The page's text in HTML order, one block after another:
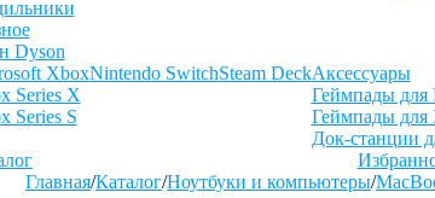
Dyson
Xbox
Series X
Series S
Nintendo SwitchSteam DeckАксессуары
Геймпады для
Геймпады для
Док-станции
Главная/Каталог/Ноутбуки и компьютеры/